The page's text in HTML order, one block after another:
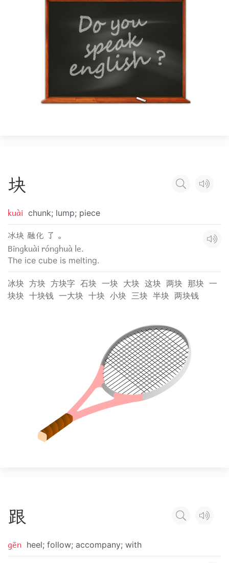
块
kuài chunk; lump; piece
冰块 融化 了 。
Bīngkuài rónghuà le.
The ice cube is melting.
冰块 方块 方块字 石块 一块 大块 这块 两块 那块 一
块块 十块钱 一大块 十块 小块 三块 半块 两块钱
跟
gēn heel; follow; accompany; with